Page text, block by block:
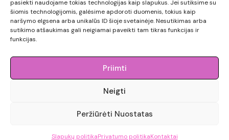
pasiekti naudojame tokias technologijas kaip slapukus. Jei sutiksime su
šiomis technologijomis, galėsime apdoroti duomenis, tokius kaip
naršymo elgsena arba unikalūs ID šioje svetainėje. Nesutikimas arba
sutikimo atšaukimas gali neigiamai paveikti tam tikras funkcijas ir
funkcijas.
Priimti
Neigti
Peržiūrėti Nuostatas
Slapukų politikaPrivatumo politikaKontaktai
© 2015 - 2026 roziupasaulis.lt.